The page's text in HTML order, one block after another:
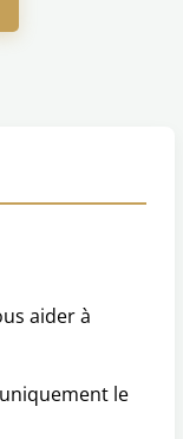
aider à
le